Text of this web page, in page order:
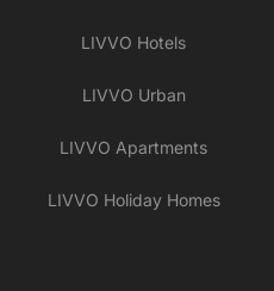
LIVVO Hotels
LIVVO Urban
LIVVO Apartments
LIVVO Holiday Homes